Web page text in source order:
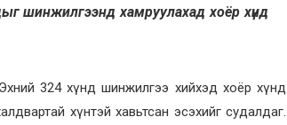
шинжилгээнд хамруулахад хоёр хүнд
324 хүнд шинжилгээ хийхэд хоёр хүнд
хүнтэй хавьтсан эсэхийг судалдаг.